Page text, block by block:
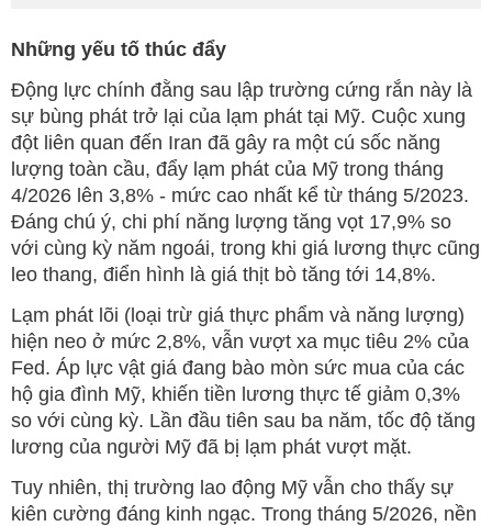
Những yếu tố thúc đẩy
Động lực chính đằng sau lập trường cứng rắn này là
sự bùng phát trở lại của lạm phát tại Mỹ. Cuộc xung
đột liên quan đến Iran đã gây ra một cú sốc năng
lượng toàn cầu, đẩy lạm phát của Mỹ trong tháng
4/2026 lên 3,8% - mức cao nhất kể từ tháng 5/2023.
Đáng chú ý, chi phí năng lượng tăng vọt 17,9% so
với cùng kỳ năm ngoái, trong khi giá lương thực cũng
leo thang, điển hình là giá thịt bò tăng tới 14,8%.
Lạm phát lõi (loại trừ giá thực phẩm và năng lượng)
hiện neo ở mức 2,8%, vẫn vượt xa mục tiêu 2% của
Fed. Áp lực vật giá đang bào mòn sức mua của các
hộ gia đình Mỹ, khiến tiền lương thực tế giảm 0,3%
so với cùng kỳ. Lần đầu tiên sau ba năm, tốc độ tăng
lương của người Mỹ đã bị lạm phát vượt mặt.
Tuy nhiên, thị trường lao động Mỹ vẫn cho thấy sự
kiên cường đáng kinh ngạc. Trong tháng 5/2026, nền